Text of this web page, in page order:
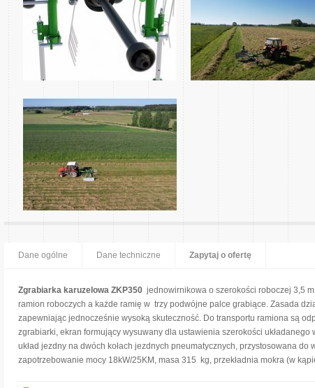
Dane ogólne Dane techniczne Zapytaj o ofertę
Zgrabiarka karuzelowa ZKP350 jednowirnikowa o szerokości roboczej 3,5
ramion roboczych a każde ramię w trzy podwójne palce grabiące. Zasada
zapewniając jednocześnie wysoką skuteczność. Do transportu ramiona są
zgrabiarki, ekran formujący wysuwany dla ustawienia szerokości układanego
układ jezdny na dwóch kołach jezdnych pneumatycznych, przystosowana do
zapotrzebowanie mocy 18kW/25KM, masa 315 kg, przekładnia mokra (w